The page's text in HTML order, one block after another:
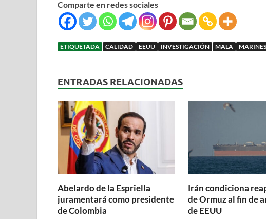
Comparte en redes sociales
ETIQUETADA CALIDAD EEUU INVESTIGACIÓN MALA MARINES
ENTRADAS RELACIONADAS
Abelardo de la Espriella
juramentará como presidente
de Colombia
Irán condiciona
de Ormuz al fin de
de EEUU